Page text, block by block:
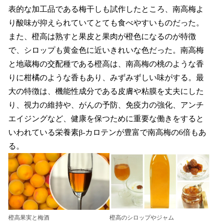
表的な加工品である梅干しも試作したところ、南高梅よ
り酸味が抑えられていてとても食べやすいものだった。
また、橙高は熟すと果皮と果肉が橙色になるのが特徴
で、シロップも黄金色に近いきれいな色だった。南高梅
と地蔵梅の交配種である橙高は、南高梅の桃のような香
りに柑橘のような香もあり、みずみずしい味がする。最
大の特徴は、機能性成分である皮膚や粘膜を丈夫にした
り、視力の維持や、がんの予防、免疫力の強化、アンチ
エイジングなど、健康を保つために重要な働きをすると
いわれている栄養素β-カロテンが豊富で南高梅の6倍もあ
る。
橙高果実と梅酒 橙高のシロップやジャム